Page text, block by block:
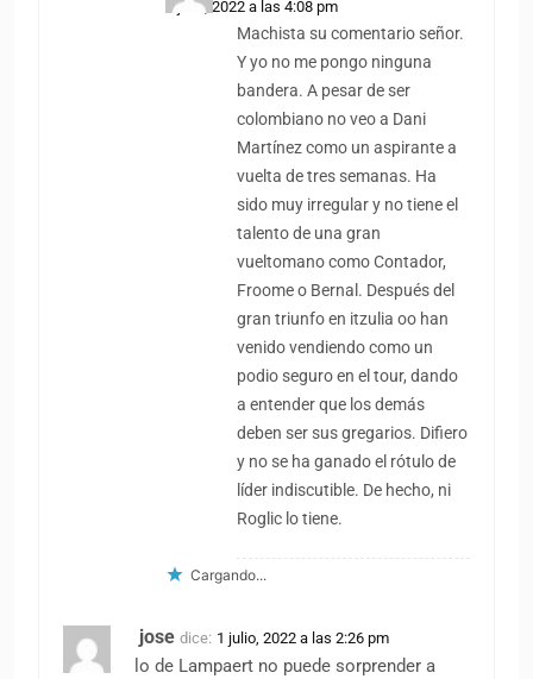
1 julio, 2022 a las 4:08 pm
Machista su comentario señor.
Y yo no me pongo ninguna
bandera. A pesar de ser
colombiano no veo a Dani
Martínez como un aspirante a
vuelta de tres semanas. Ha
sido muy irregular y no tiene el
talento de una gran
vueltomano como Contador,
Froome o Bernal. Después del
gran triunfo en itzulia oo han
venido vendiendo como un
podio seguro en el tour, dando
a entender que los demás
deben ser sus gregarios. Difiero
y no se ha ganado el rótulo de
líder indiscutible. De hecho, ni
Roglic lo tiene.
Cargando...
jose dice: 1 julio, 2022 a las 2:26 pm
lo de Lampaert no puede sorprender a